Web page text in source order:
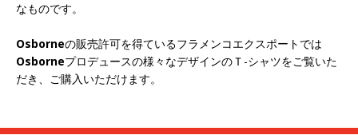
なものです。
Osborneの販売許可を得ているフラメンコエクスポートでは
Osborneプロデュースの様々なデザインのＴ-シャツをご覧いた
だき、ご購入いただけます。